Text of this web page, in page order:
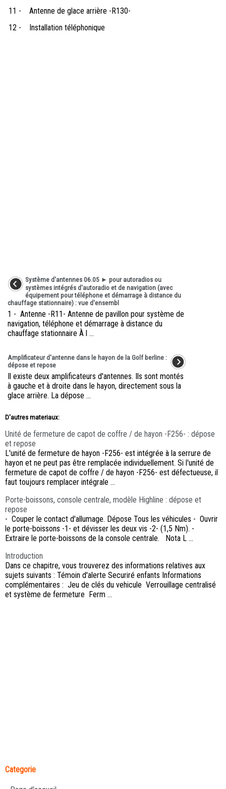
11 -
Antenne de glace arrière -R130-
12 -
Installation téléphonique
Système d'antennes 06.05 ► pour autoradios ou
systèmes intégrés d'autoradio et de navigation (avec
équipement pour téléphone et démarrage à distance du
chauffage stationnaire) : vue d'ensembl
1 - Antenne -R11- Antenne de pavillon pour système de
navigation, téléphone et démarrage à distance du
chauffage stationnaire À l ...
Amplificateur d'antenne dans le hayon de la Golf berline :
dépose et repose
Il existe deux amplificateurs d'antennes. Ils sont montés
à gauche et à droite dans le hayon, directement sous la
glace arrière. La dépose ...
D'autres materiaux:
Unité de fermeture de capot de coffre / de hayon -F256- : dépose
et repose
L'unité de fermeture de hayon -F256- est intégrée à la serrure de
hayon et ne peut pas être remplacée individuellement. Si l'unité de
fermeture de capot de coffre / de hayon -F256- est défectueuse, il
faut toujours remplacer intégrale ...
Porte-boissons, console centrale, modèle Highline : dépose et
repose
- Couper le contact d'allumage. Dépose Tous les véhicules - Ouvrir
le porte-boissons -1- et dévisser les deux vis -2- (1,5 Nm). -
Extraire le porte-boissons de la console centrale. Nota L ...
Introduction
Dans ce chapitre, vous trouverez des informations relatives aux
sujets suivants : Témoin d'alerte Securiré enfants Informations
complémentaires : Jeu de clés du vehicule Verrouillage centralisé
et système de fermeture Ferm ...
Categorie